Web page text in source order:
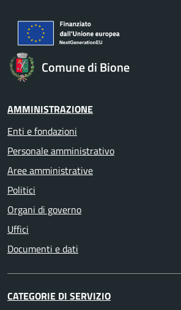
Comune di Bione
AMMINISTRAZIONE
Enti e fondazioni
Personale amministrativo
Aree amministrative
Politici
Organi di governo
Uffici
Documenti e dati
CATEGORIE DI SERVIZIO